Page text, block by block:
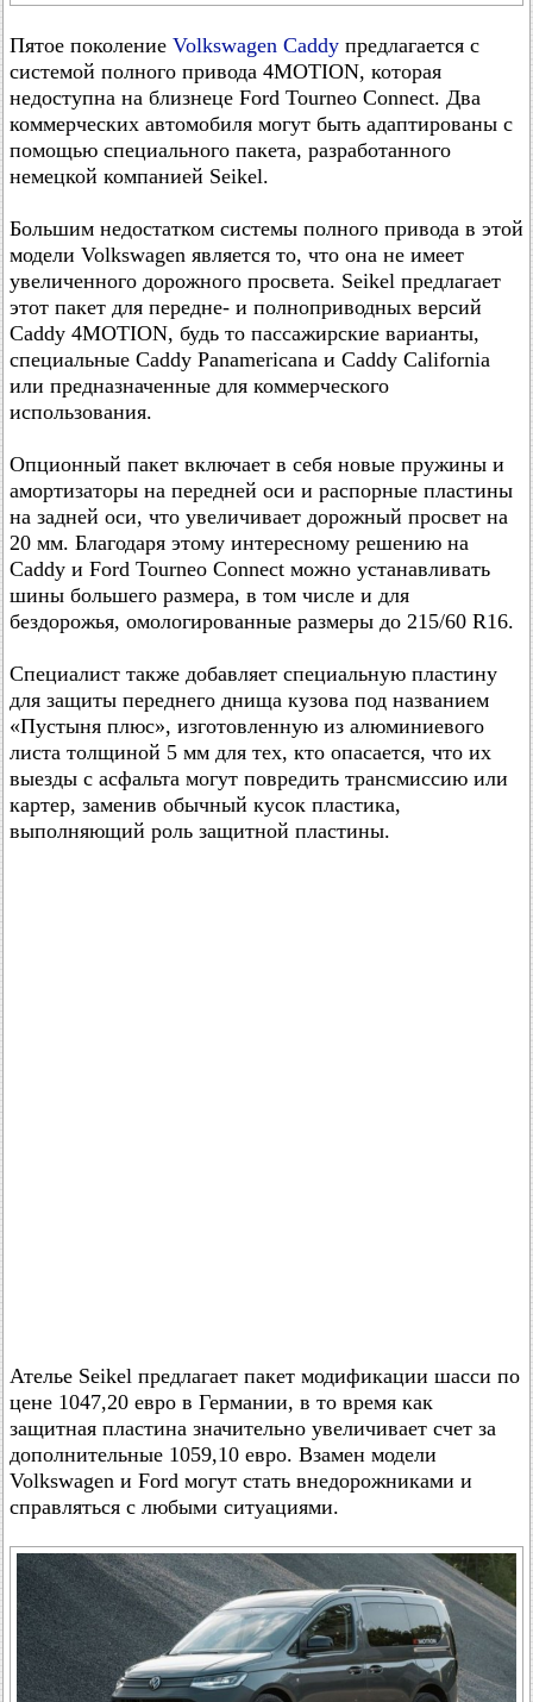
Пятое поколение Volkswagen Caddy предлагается с
системой полного привода 4MOTION, которая
недоступна на близнеце Ford Tourneo Connect. Два
коммерческих автомобиля могут быть адаптированы с
помощью специального пакета, разработанного
немецкой компанией Seikel.
Большим недостатком системы полного привода в этой
модели Volkswagen является то, что она не имеет
увеличенного дорожного просвета. Seikel предлагает
этот пакет для передне- и полноприводных версий
Caddy 4MOTION, будь то пассажирские варианты,
специальные Caddy Panamericana и Caddy California
или предназначенные для коммерческого
использования.
Опционный пакет включает в себя новые пружины и
амортизаторы на передней оси и распорные пластины
на задней оси, что увеличивает дорожный просвет на
20 мм. Благодаря этому интересному решению на
Caddy и Ford Tourneo Connect можно устанавливать
шины большего размера, в том числе и для
бездорожья, омологированные размеры до 215/60 R16.
Специалист также добавляет специальную пластину
для защиты переднего днища кузова под названием
«Пустыня плюс», изготовленную из алюминиевого
листа толщиной 5 мм для тех, кто опасается, что их
выезды с асфальта могут повредить трансмиссию или
картер, заменив обычный кусок пластика,
выполняющий роль защитной пластины.
Ателье Seikel предлагает пакет модификации шасси по
цене 1047,20 евро в Германии, в то время как
защитная пластина значительно увеличивает счет за
дополнительные 1059,10 евро. Взамен модели
Volkswagen и Ford могут стать внедорожниками и
справляться с любыми ситуациями.